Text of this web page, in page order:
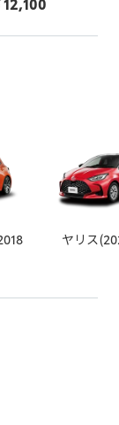
純正品の場合
り付ける社外品
プンキット等）
品の安全装備取
ヤリス